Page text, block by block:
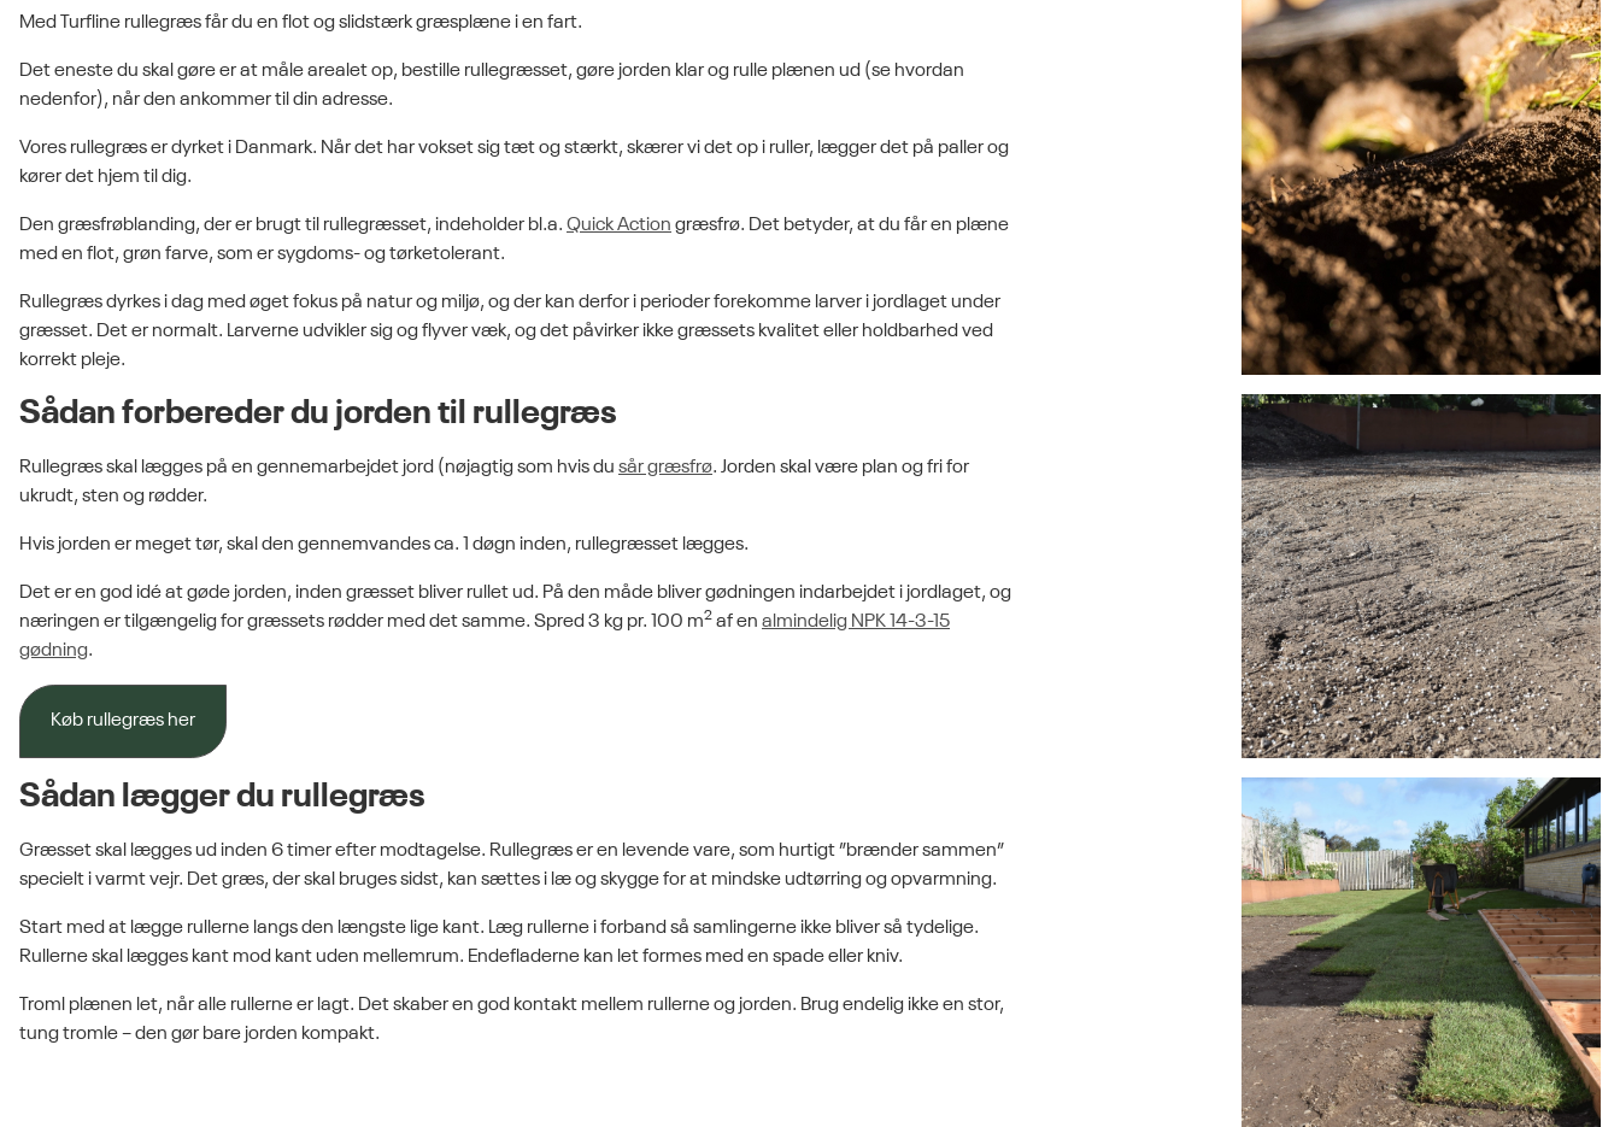
Med Turfline rullegræs får du en flot og slidstærk græsplæne i en fart.
Det eneste du skal gøre er at måle arealet op, bestille rullegræsset, gøre jorden klar og rulle plænen ud (se hvordan
nedenfor), når den ankommer til din adresse.
Vores rullegræs er dyrket i Danmark. Når det har vokset sig tæt og stærkt, skærer vi det op i ruller, lægger det på paller og
kører det hjem til dig.
Den græsfrøblanding, der er brugt til rullegræsset, indeholder bl.a. Quick Action græsfrø. Det betyder, at du får en plæne
med en flot, grøn farve, som er sygdoms- og tørketolerant.
Rullegræs dyrkes i dag med øget fokus på natur og miljø, og der kan derfor i perioder forekomme larver i jordlaget under
græsset. Det er normalt. Larverne udvikler sig og flyver væk, og det påvirker ikke græssets kvalitet eller holdbarhed ved
korrekt pleje.
Sådan forbereder du jorden til rullegræs
Rullegræs skal lægges på en gennemarbejdet jord (nøjagtig som hvis du sår græsfrø. Jorden skal være plan og fri for
ukrudt, sten og rødder.
Hvis jorden er meget tør, skal den gennemvandes ca. 1 døgn inden, rullegræsset lægges.
Det er en god idé at gøde jorden, inden græsset bliver rullet ud. På den måde bliver gødningen indarbejdet i jordlaget, og
næringen er tilgængelig for græssets rødder med det samme. Spred 3 kg pr. 100 m2 af en almindelig NPK 14-3-15
gødning.
Køb rullegræs her
Sådan lægger du rullegræs
Græsset skal lægges ud inden 6 timer efter modtagelse. Rullegræs er en levende vare, som hurtigt ”brænder sammen”
specielt i varmt vejr. Det græs, der skal bruges sidst, kan sættes i læ og skygge for at mindske udtørring og opvarmning.
Start med at lægge rullerne langs den længste lige kant. Læg rullerne i forband så samlingerne ikke bliver så tydelige.
Rullerne skal lægges kant mod kant uden mellemrum. Endefladerne kan let formes med en spade eller kniv.
Troml plænen let, når alle rullerne er lagt. Det skaber en god kontakt mellem rullerne og jorden. Brug endelig ikke en stor,
tung tromle – den gør bare jorden kompakt.